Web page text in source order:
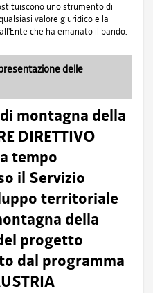
uno strumento di
valore giuridico e la
che ha emanato il bando.
delle
montagna della
DIRETTIVO
tempo
il Servizio
territoriale
della
progetto
dal programma